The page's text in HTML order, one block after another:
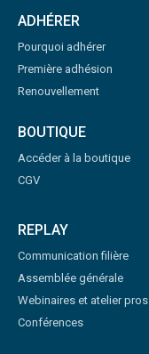
ADHÉRER
Pourquoi adhérer
Première adhésion
Renouvellement
BOUTIQUE
Accéder à la boutique
CGV
REPLAY
Communication filière
Assemblée générale
Webinaires et atelier pros
Conférences